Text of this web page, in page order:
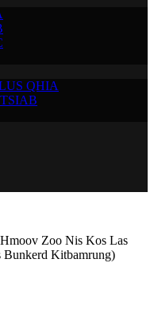
QHIA
Zoo Nis Kos Las
Bunkerd Kitbamrung)